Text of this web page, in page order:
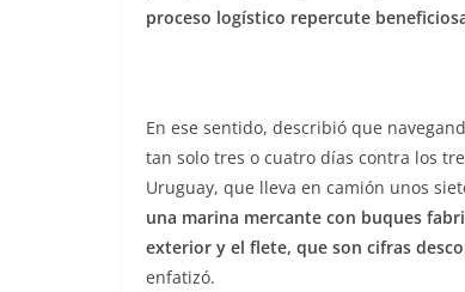
proceso logístico repercute
En ese sentido, describió que
tan solo tres o cuatro días contra los
Uruguay, que lleva en camión unos
una marina mercante con buques
exterior y el flete, que son cifras
enfatizó.